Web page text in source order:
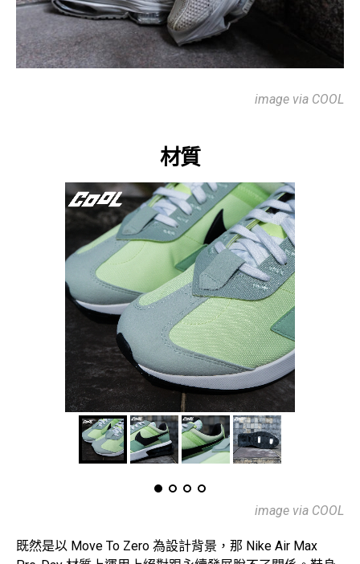
image via COOL
材質
image via COOL
既然是以 Move To Zero 為設計背景，那 Nike Air Max